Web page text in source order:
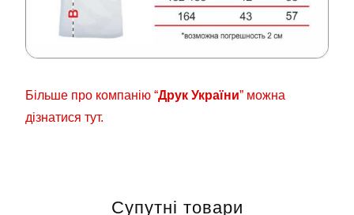
Більше про компанію “Друк України” можна
дізнатися тут.
Супутні товари